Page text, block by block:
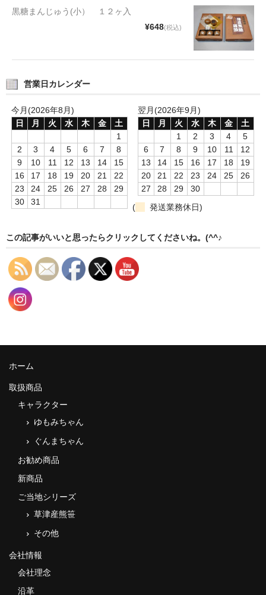
黒糖まんじゅう(小） １２ヶ入
¥648(税込)
営業日カレンダー
今月(2026年8月)
日
月 火 水 木 金
土
1
2
3 4 5 6 7
8
9
10 11 12 13 14
15
16
17 18 19 20 21
22
23
24 25 26 27 28
29
30
31
翌月(2026年9月)
日
月 火 水 木 金
土
1
2 3 4
5
6
7 8 9 10 11
12
13
14 15 16 17 18
19
20
21 22 23 24 25
26
27
28 29
30
(
発送業務休日)
この記事がいいと思ったらクリックしてくださいね。(^^♪
ホーム
取扱商品
キャラクター
ゆもみちゃん
ぐんまちゃん
お勧め商品
新商品
ご当地シリーズ
草津産熊笹
その他
会社情報
会社理念
沿革